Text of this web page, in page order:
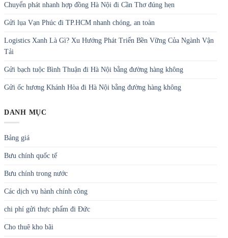
Chuyển phát nhanh hợp đồng Hà Nội đi Cần Thơ đúng hẹn
Gửi lụa Vạn Phúc đi TP.HCM nhanh chóng, an toàn
Logistics Xanh Là Gì? Xu Hướng Phát Triển Bền Vững Của Ngành Vận
Tải
Gửi bạch tuộc Bình Thuận đi Hà Nội bằng đường hàng không
Gửi ốc hương Khánh Hòa đi Hà Nội bằng đường hàng không
DANH MỤC
Bảng giá
Bưu chính quốc tế
Bưu chính trong nước
Các dịch vụ hành chính công
chi phí gửi thực phẩm đi Đức
Cho thuê kho bãi